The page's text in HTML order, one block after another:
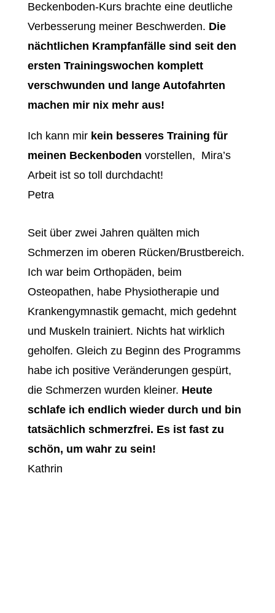
Beckenboden-Kurs brachte eine deutliche
Verbesserung meiner Beschwerden. Die
nächtlichen Krampfanfälle sind seit den
ersten Trainingswochen komplett
verschwunden und lange Autofahrten
machen mir nix mehr aus!
Ich kann mir kein besseres Training für
meinen Beckenboden vorstellen, Mira’s
Arbeit ist so toll durchdacht!
Petra
Seit über zwei Jahren quälten mich
Schmerzen im oberen Rücken/Brustbereich.
Ich war beim Orthopäden, beim
Osteopathen, habe Physiotherapie und
Krankengymnastik gemacht, mich gedehnt
und Muskeln trainiert. Nichts hat wirklich
geholfen. Gleich zu Beginn des Programms
habe ich positive Veränderungen gespürt,
die Schmerzen wurden kleiner. Heute
schlafe ich endlich wieder durch und bin
tatsächlich schmerzfrei. Es ist fast zu
schön, um wahr zu sein!
Kathrin